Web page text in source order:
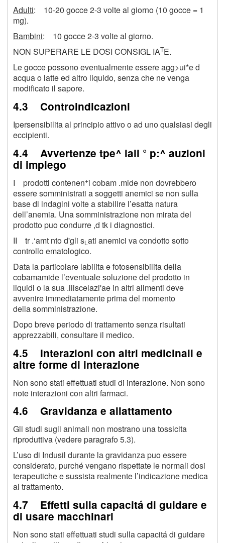
Adulti: 10-20 gocce 2-3 volte al giorno (10 gocce = 1
mg).
Bambini: 10 gocce 2-3 volte al giorno.
NON SUPERARE LE DOSI CONSIGL IATE.
Le gocce possono eventualmente essere agg>ui*e d
acqua o latte ed altro liquido, senza che ne venga
modificato il sapore.
4.3 Controindicazioni
Ipersensibilita al principio attivo o ad uno qualsiasi degli
eccipienti.
4.4 Avvertenze tpe^ iali ° p:^ auzioni
di impiego
I prodotti contenen+i cobam .mide non dovrebbero
essere somministrati a soggetti anemici se non sulla
base di indagini volte a stabilire l’esatta natura
dell’anemia. Una somministrazione non mirata del
prodotto puo condurre ,d tk i diagnostici.
II tr .‘amt nto d'gli sL ati anemici va condotto sotto
controllo ematologico.
Data la particolare labilita e fotosensibilita della
cobamamide l’eventuale soluzione del prodotto in
liquidi o la sua .iiiscelazi'ae in altri alimenti deve
avvenire immediatamente prima del momento
della somministrazione.
Dopo breve periodo di trattamento senza risultati
apprezzabili, consultare il medico.
4.5 Interazioni con altri medicinali e
altre forme di interazione
Non sono stati effettuati studi di interazione. Non sono
note interazioni con altri farmaci.
4.6 Gravidanza e allattamento
Gli studi sugli animali non mostrano una tossicita
riproduttiva (vedere paragrafo 5.3).
L’uso di Indusil durante la gravidanza puo essere
considerato, purché vengano rispettate le normali dosi
terapeutiche e sussista realmente l’indicazione medica
al trattamento.
4.7 Effetti sulla capacitá di guidare e
di usare macchinari
Non sono stati effettuati studi sulla capacitá di guidare